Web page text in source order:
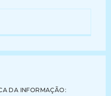
DA INFORMAÇÃO: